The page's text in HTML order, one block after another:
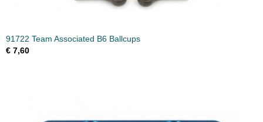
91722 Team Associated B6 Ballcups
€ 7,60